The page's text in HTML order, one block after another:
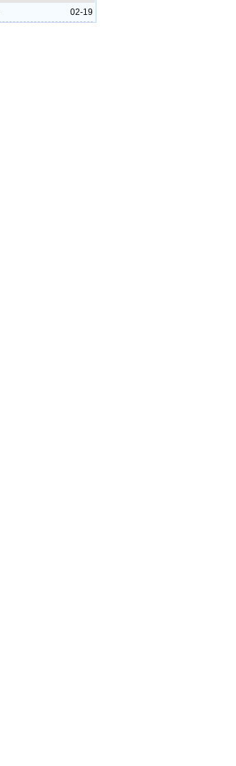
02-19